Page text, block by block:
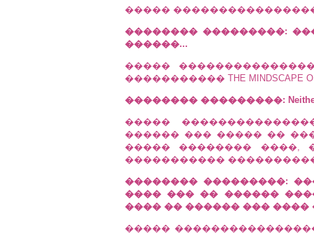
�����
�������� ���������:
������...
�����
����������� THE MINDSCAPE OF
�������� ���������: Neither
�����
������ ��� ����� ��
����� �������� ����,
�����������
�������� ���������:
���� ��� �� ������ ����
���� �� ������ ���
�����